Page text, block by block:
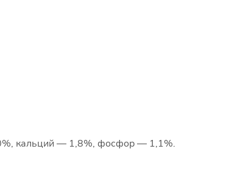
кальций — 1,8%, фосфор — 1,1%.